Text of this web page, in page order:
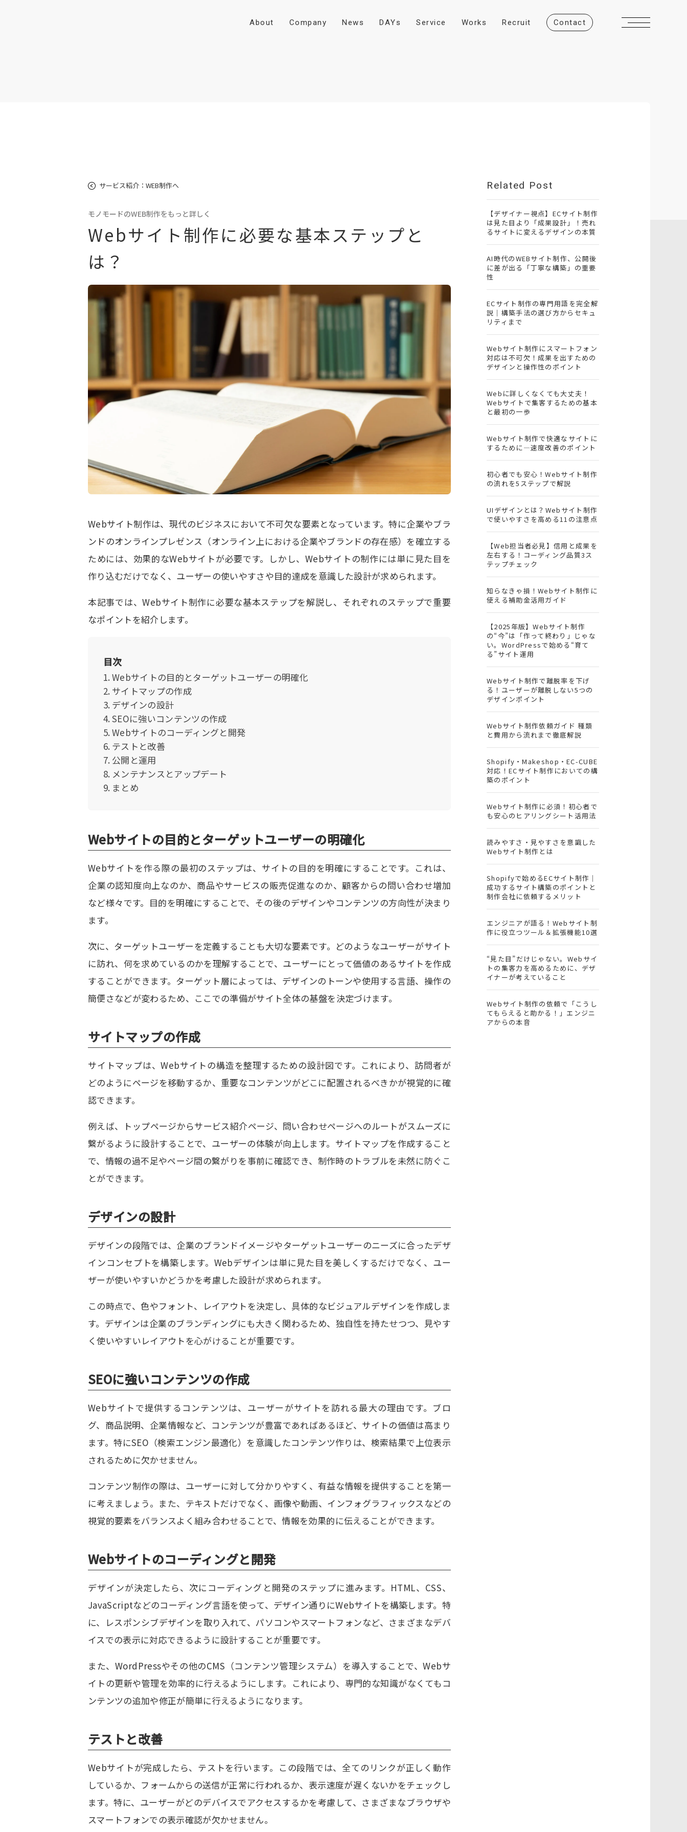
About Company News DAYs Service Works Recruit Contact
サービス紹介：WEB制作へ
モノモードのWEB制作をもっと詳しく
Webサイト制作に必要な基本ステップと
は？
Webサイト制作は、現代のビジネスにおいて不可欠な要素となっています。特に企業やブラ
ンドのオンラインプレゼンス（オンライン上における企業やブランドの存在感）を確立する
ためには、効果的なWebサイトが必要です。しかし、Webサイトの制作には単に見た目を
作り込むだけでなく、ユーザーの使いやすさや目的達成を意識した設計が求められます。
本記事では、Webサイト制作に必要な基本ステップを解説し、それぞれのステップで重要
なポイントを紹介します。
目次
Webサイトの目的とターゲットユーザーの明確化
サイトマップの作成
デザインの設計
SEOに強いコンテンツの作成
Webサイトのコーディングと開発
テストと改善
公開と運用
メンテナンスとアップデート
まとめ
Webサイトの目的とターゲットユーザーの明確化
Webサイトを作る際の最初のステップは、サイトの目的を明確にすることです。これは、
企業の認知度向上なのか、商品やサービスの販売促進なのか、顧客からの問い合わせ増加
など様々です。目的を明確にすることで、その後のデザインやコンテンツの方向性が決まり
ます。
次に、ターゲットユーザーを定義することも大切な要素です。どのようなユーザーがサイト
に訪れ、何を求めているのかを理解することで、ユーザーにとって価値のあるサイトを作成
することができます。ターゲット層によっては、デザインのトーンや使用する言語、操作の
簡便さなどが変わるため、ここでの準備がサイト全体の基盤を決定づけます。
サイトマップの作成
サイトマップは、Webサイトの構造を整理するための設計図です。これにより、訪問者が
どのようにページを移動するか、重要なコンテンツがどこに配置されるべきかが視覚的に確
認できます。
例えば、トップページからサービス紹介ページ、問い合わせページへのルートがスムーズに
繋がるように設計することで、ユーザーの体験が向上します。サイトマップを作成すること
で、情報の過不足やページ間の繋がりを事前に確認でき、制作時のトラブルを未然に防ぐこ
とができます。
デザインの設計
デザインの段階では、企業のブランドイメージやターゲットユーザーのニーズに合ったデザ
インコンセプトを構築します。Webデザインは単に見た目を美しくするだけでなく、ユー
ザーが使いやすいかどうかを考慮した設計が求められます。
この時点で、色やフォント、レイアウトを決定し、具体的なビジュアルデザインを作成しま
す。デザインは企業のブランディングにも大きく関わるため、独自性を持たせつつ、見やす
く使いやすいレイアウトを心がけることが重要です。
SEOに強いコンテンツの作成
Webサイトで提供するコンテンツは、ユーザーがサイトを訪れる最大の理由です。ブロ
グ、商品説明、企業情報など、コンテンツが豊富であればあるほど、サイトの価値は高まり
ます。特にSEO（検索エンジン最適化）を意識したコンテンツ作りは、検索結果で上位表示
されるために欠かせません。
コンテンツ制作の際は、ユーザーに対して分かりやすく、有益な情報を提供することを第一
に考えましょう。また、テキストだけでなく、画像や動画、インフォグラフィックスなどの
視覚的要素をバランスよく組み合わせることで、情報を効果的に伝えることができます。
Webサイトのコーディングと開発
デザインが決定したら、次にコーディングと開発のステップに進みます。HTML、CSS、
JavaScriptなどのコーディング言語を使って、デザイン通りにWebサイトを構築します。特
に、レスポンシブデザインを取り入れて、パソコンやスマートフォンなど、さまざまなデバ
イスでの表示に対応できるように設計することが重要です。
また、WordPressやその他のCMS（コンテンツ管理システム）を導入することで、Webサ
イトの更新や管理を効率的に行えるようにします。これにより、専門的な知識がなくてもコ
ンテンツの追加や修正が簡単に行えるようになります。
テストと改善
Webサイトが完成したら、テストを行います。この段階では、全てのリンクが正しく動作
しているか、フォームからの送信が正常に行われるか、表示速度が遅くないかをチェックし
ます。特に、ユーザーがどのデバイスでアクセスするかを考慮して、さまざまなブラウザや
スマートフォンでの表示確認が欠かせません。
Related Post
【デザイナー視点】ECサイト制作
は見た目より「成果設計」！売れ
るサイトに変えるデザインの本質
AI時代のWEBサイト制作、公開後
に差が出る「丁寧な構築」の重要
性
ECサイト制作の専門用語を完全解
説｜構築手法の選び方からセキュ
リティまで
Webサイト制作にスマートフォン
対応は不可欠！成果を出すための
デザインと操作性のポイント
Webに詳しくなくても大丈夫！
Webサイトで集客するための基本
と最初の一歩
Webサイト制作で快適なサイトに
するために―速度改善のポイント
初心者でも安心！Webサイト制作
の流れを5ステップで解説
UIデザインとは？Webサイト制作
で使いやすさを高める11の注意点
【Web担当者必見】信用と成果を
左右する！コーディング品質3ス
テップチェック
知らなきゃ損！Webサイト制作に
使える補助金活用ガイド
【2025年版】Webサイト制作
の“今”は「作って終わり」じゃな
い。WordPressで始める“育て
る”サイト運用
Webサイト制作で離脱率を下げ
る！ユーザーが離脱しない5つの
デザインポイント
Webサイト制作依頼ガイド 種類
と費用から流れまで徹底解説
Shopify・Makeshop・EC-CUBE
対応！ECサイト制作においての構
築のポイント
Webサイト制作に必須！初心者で
も安心のヒアリングシート活用法
読みやすさ・見やすさを意識した
Webサイト制作とは
Shopifyで始めるECサイト制作｜
成功するサイト構築のポイントと
制作会社に依頼するメリット
エンジニアが語る！Webサイト制
作に役立つツール＆拡張機能10選
“見た目”だけじゃない。Webサイ
トの集客力を高めるために、デザ
イナーが考えていること
Webサイト制作の依頼で「こうし
てもらえると助かる！」エンジニ
アからの本音